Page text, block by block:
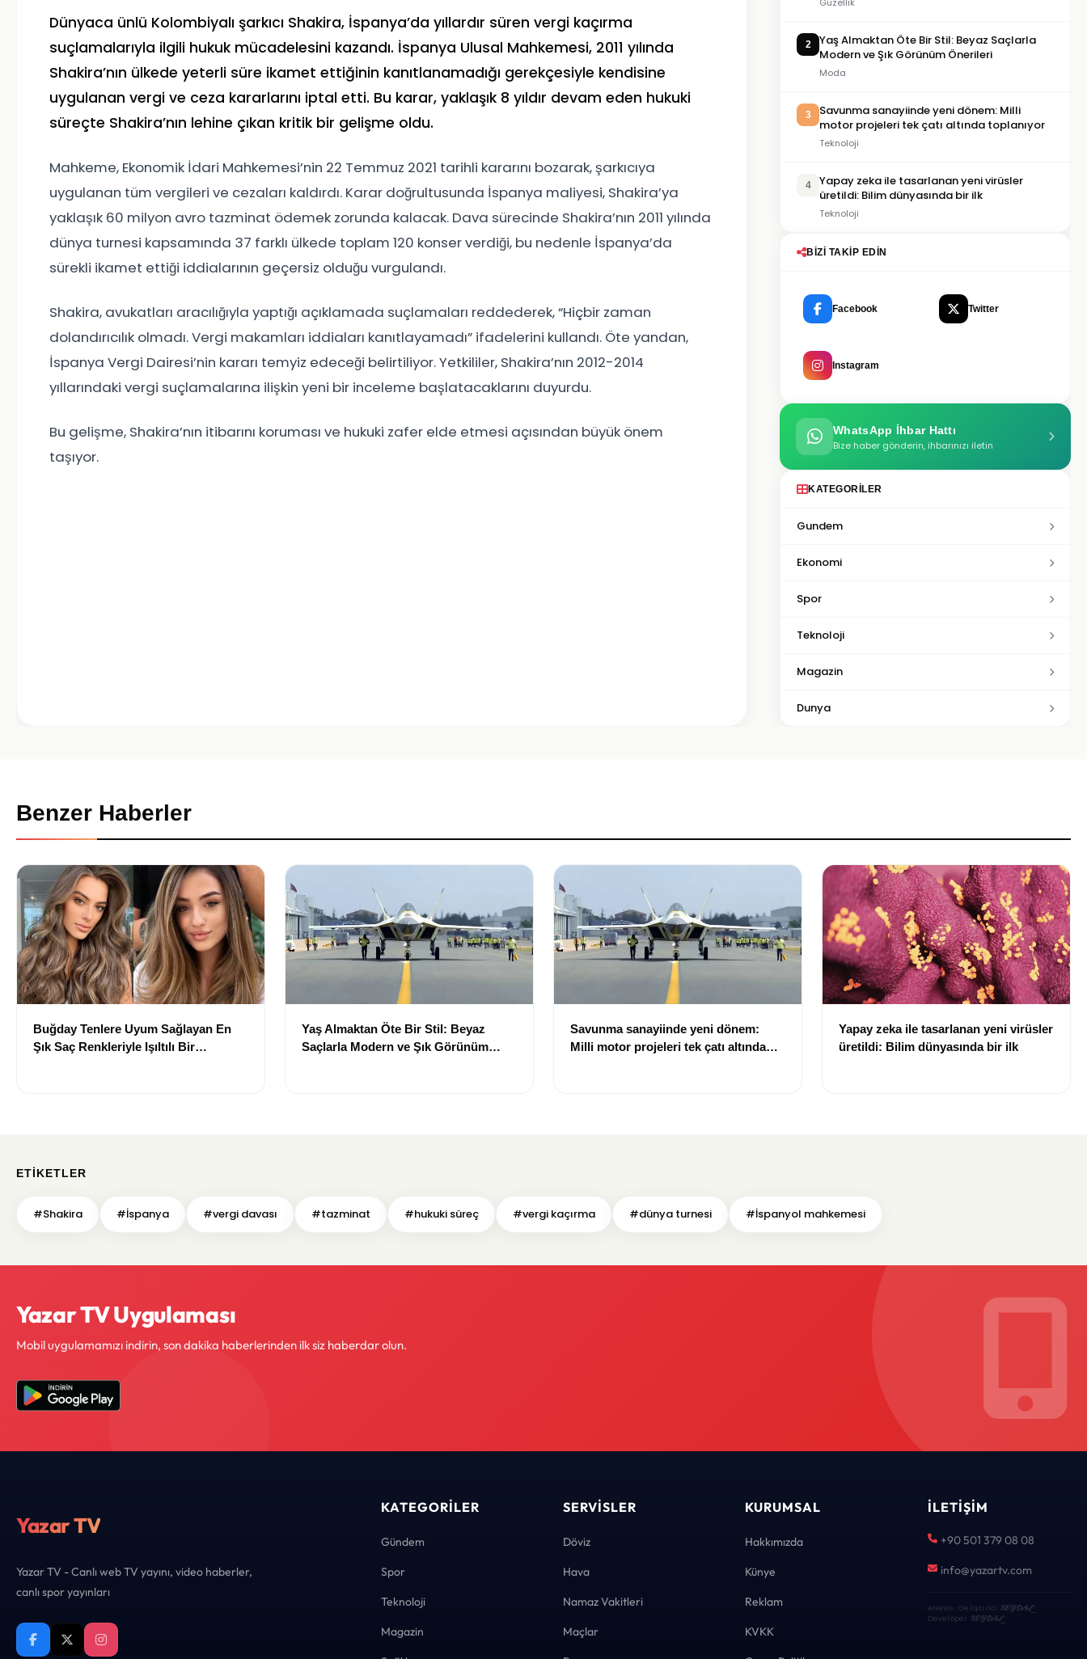
Dünyaca ünlü Kolombiyalı şarkıcı Shakira, İspanya’da yıllardır süren vergi kaçırma
suçlamalarıyla ilgili hukuk mücadelesini kazandı. İspanya Ulusal Mahkemesi, 2011 yılında
Shakira’nın ülkede yeterli süre ikamet ettiğinin kanıtlanamadığı gerekçesiyle kendisine
uygulanan vergi ve ceza kararlarını iptal etti. Bu karar, yaklaşık 8 yıldır devam eden hukuki
süreçte Shakira’nın lehine çıkan kritik bir gelişme oldu.
Mahkeme, Ekonomik İdari Mahkemesi’nin 22 Temmuz 2021 tarihli kararını bozarak, şarkıcıya
uygulanan tüm vergileri ve cezaları kaldırdı. Karar doğrultusunda İspanya maliyesi, Shakira’ya
yaklaşık 60 milyon avro tazminat ödemek zorunda kalacak. Dava sürecinde Shakira’nın 2011 yılında
dünya turnesi kapsamında 37 farklı ülkede toplam 120 konser verdiği, bu nedenle İspanya’da
sürekli ikamet ettiği iddialarının geçersiz olduğu vurgulandı.
Shakira, avukatları aracılığıyla yaptığı açıklamada suçlamaları reddederek, “Hiçbir zaman
dolandırıcılık olmadı. Vergi makamları iddiaları kanıtlayamadı” ifadelerini kullandı. Öte yandan,
İspanya Vergi Dairesi’nin kararı temyiz edeceği belirtiliyor. Yetkililer, Shakira’nın 2012-2014
yıllarındaki vergi suçlamalarına ilişkin yeni bir inceleme başlatacaklarını duyurdu.
Bu gelişme, Shakira’nın itibarını koruması ve hukuki zafer elde etmesi açısından büyük önem
taşıyor.
2
Yaş Almaktan Öte Bir Stil: Beyaz Saçlarla
Modern ve Şık Görünüm Önerileri
Moda
3
Savunma sanayiinde yeni dönem: Milli
motor projeleri tek çatı altında toplanıyor
Teknoloji
4
Yapay zeka ile tasarlanan yeni virüsler
üretildi: Bilim dünyasında bir ilk
Teknoloji
BIZI TAKIP EDIN
Facebook Twitter
Instagram
WhatsApp İhbar Hattı
Bize haber gönderin, ihbarınızı iletin
KATEGORILER
Gundem
Ekonomi
Spor
Teknoloji
Magazin
Dunya
Benzer Haberler
Buğday Tenlere Uyum Sağlayan En
Şık Saç Renkleriyle Işıltılı Bir
Yaş Almaktan Öte Bir Stil: Beyaz
Saçlarla Modern ve Şık Görünüm
Savunma sanayiinde yeni dönem:
Milli motor projeleri tek çatı altında
Yapay zeka ile tasarlanan yeni virüsler
üretildi: Bilim dünyasında bir ilk
ETIKETLER
#Shakira #İspanya #vergi davası #tazminat #hukuki süreç #vergi kaçırma #dünya turnesi #İspanyol mahkemesi
Yazar TV Uygulaması
Mobil uygulamamızı indirin, son dakika haberlerinden ilk siz haberdar olun.
Yazar TV
Yazar TV - Canlı web TV yayını, video haberler,
canlı spor yayınları
KATEGORILER
Gündem
Spor
Teknoloji
Magazin
SERVISLER
Döviz
Hava
Namaz Vakitleri
Maçlar
KURUMSAL
Hakkımızda
Künye
Reklam
KVKK
İLETIŞIM
+90 501 379 08 08
info@yazartv.com
eNews · Geliştirici KEYDAL·
Developer KEYDAL